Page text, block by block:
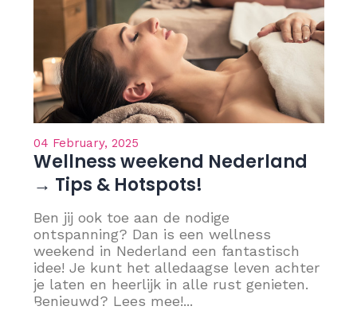
04 February, 2025
Wellness weekend Nederland
→ Tips & Hotspots!
Ben jij ook toe aan de nodige
ontspanning? Dan is een wellness
weekend in Nederland een fantastisch
idee! Je kunt het alledaagse leven achter
je laten en heerlijk in alle rust genieten.
Benieuwd? Lees mee!...